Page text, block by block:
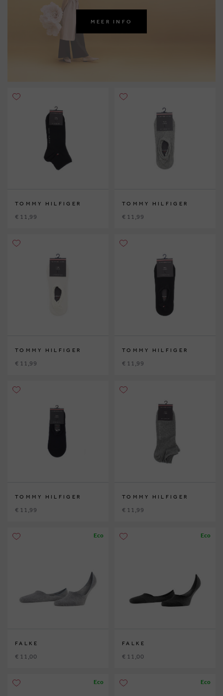
MEER INFO
TOMMY HILFIGER
€ 11,99
TOMMY HILFIGER
€ 11,99
TOMMY HILFIGER
€ 11,99
TOMMY HILFIGER
€ 11,99
TOMMY HILFIGER
€ 11,99
TOMMY HILFIGER
€ 11,99
Eco
FALKE
€ 11,00
Eco
FALKE
€ 11,00
Eco Eco